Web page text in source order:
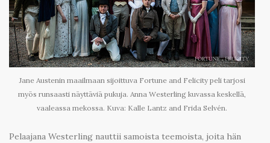
Jane Austenin maailmaan sijoittuva Fortune and Felicity peli tarjosi
myös runsaasti näyttäviä pukuja. Anna Westerling kuvassa keskellä,
vaaleassa mekossa. Kuva: Kalle Lantz and Frida Selvén.
Pelaajana Westerling nauttii samoista teemoista, joita hän